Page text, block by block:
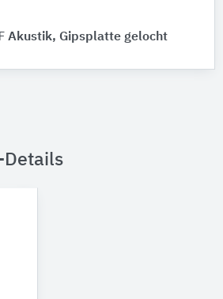
Akustik, Gipsplatte gelocht
Details